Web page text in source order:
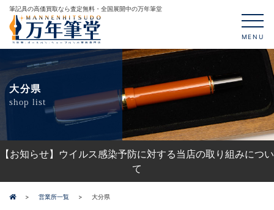
筆記具の高価買取なら査定無料・全国展開中の万年筆堂
MENU
大分県
shop list
【お知らせ】ウイルス感染予防に対する当店の取り組みについ
て
営業所一覧 大分県